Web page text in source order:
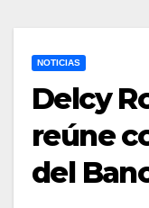
NOTICIAS
Delcy
reúne
del